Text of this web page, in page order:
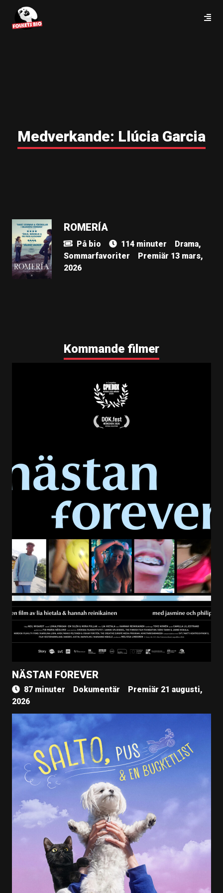
Medverkande: Llúcia Garcia
ROMERÍA
På bio 114 minuter
Drama,
Sommarfavoriter
Premiär 13 mars,
2026
Kommande filmer
NÄSTAN FOREVER
87 minuter Dokumentär
Premiär 21 augusti,
2026